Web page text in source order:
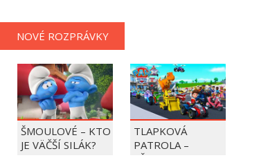
NOVÉ ROZPRÁVKY
ŠMOULOVÉ – KTO
JE VÄČŠÍ SILÁK?
TLAPKOVÁ
PATROLA –
VŠETKY LABKY DO